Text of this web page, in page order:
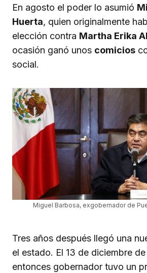
En agosto el poder lo asumió
Huerta, quien originalmente
elección contra Martha Erika
ocasión ganó unos comicios
social.
Miguel Barbosa, exgobernador de
Tres años después llegó una
el estado. El 13 de diciembre
entonces gobernador tuvo un